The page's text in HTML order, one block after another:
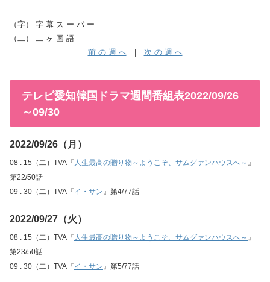
（字） 字 幕 ス ー パ ー
（二） 二 ヶ 国 語
前 の 週 へ| 次 の 週 へ
テレビ愛知韓国ドラマ週間番組表2022/09/26
～09/30
2022/09/26（月）
08 : 15（二）TVA『 人生最高の贈り物～ようこそ、サムグァンハウスへ～ 』
第22/50話
09 : 30（二）TVA『イ・サン 』第4/77話
2022/09/27（火）
08 : 15（二）TVA『 人生最高の贈り物～ようこそ、サムグァンハウスへ～ 』
第23/50話
09 : 30（二）TVA『イ・サン 』第5/77話